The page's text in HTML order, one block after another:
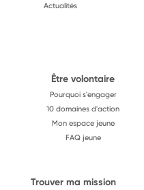
Actualités
Être volontaire
Pourquoi s'engager
10 domaines d'action
Mon espace jeune
FAQ jeune
Trouver ma mission